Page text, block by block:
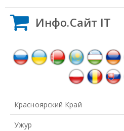
Инфо.Сайт IT
Красноярский Край
Ужур